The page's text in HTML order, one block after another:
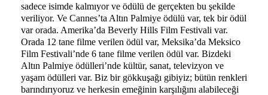
sadece isimde kalmıyor ve ödülü de gerçekten bu şekilde
veriliyor. Ve Cannes’ta Altın Palmiye ödülü var, tek bir ödül
var orada. Amerika’da Beverly Hills Film Festivali var.
Orada 12 tane filme verilen ödül var, Meksika’da Meksico
Film Festivali’nde 6 tane filme verilen ödül var. Bizdeki
Altın Palmiye ödülleri’nde kültür, sanat, televizyon ve
yaşam ödülleri var. Biz bir gökkuşağı gibiyiz; bütün renkleri
barındırıyoruz ve herkesin emeğinin karşılığını alabileceği